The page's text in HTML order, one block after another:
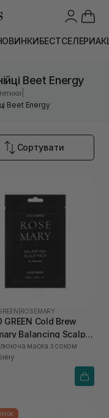
БЕСТСЕЛЕРИ
Beet Energy
Beet Energy
Сортувати
ROSEMARY
GREEN Cold Brew
Balancing Scalp
мл маска з соком